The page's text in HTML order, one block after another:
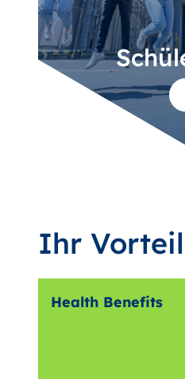
Ihr
Health Benefits